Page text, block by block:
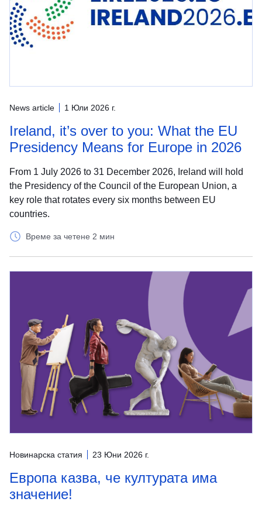
News article 1 Юли 2026 г.
Ireland, it’s over to you: What the EU
Presidency Means for Europe in 2026
From 1 July 2026 to 31 December 2026, Ireland will hold
the Presidency of the Council of the European Union, a
key role that rotates every six months between EU
countries.
Време за четене 2 мин
Новинарска статия 23 Юни 2026 г.
Европа казва, че културата има
значение!